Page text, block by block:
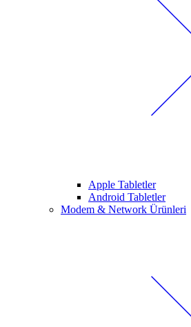
Apple Tabletler
Android Tabletler
Modem & Network Ürünleri